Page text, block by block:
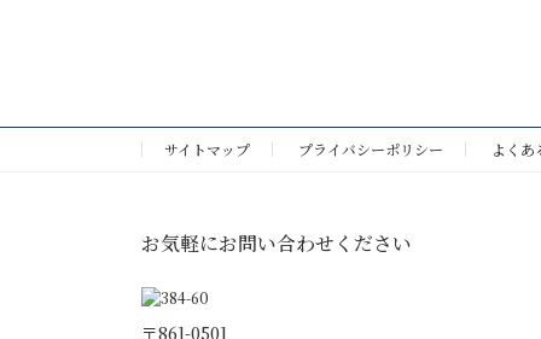
サイトマップ プライバシーポリシー よくあ
お気軽にお問い合わせください
〒861-0501